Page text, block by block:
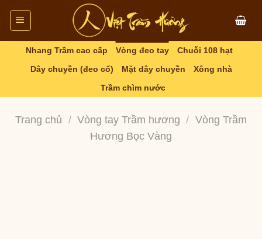
Skip
content
Nhang Trầm cao cấp Vòng đeo tay
Chuỗi 108 hạt
Dây chuyền (đeo cổ)
Mặt dây chuyền
Xông nhà
Trầm chìm nước
Trang chủ / Vòng tay Trầm hương / Vòng Trầm
Hương Bọc Vàng